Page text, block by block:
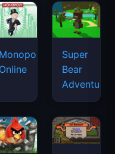
Monopoly
Online
Super
Bear
Adventure